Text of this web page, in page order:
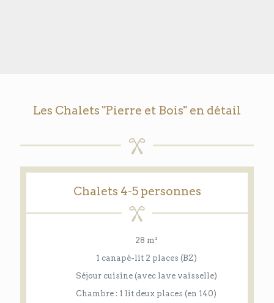
Les Chalets "Pierre et Bois" en détail
Chalets 4-5 personnes
28 m²
1 canapé-lit 2 places (BZ)
Séjour cuisine (avec lave vaisselle)
Chambre : 1 lit deux places (en 140)